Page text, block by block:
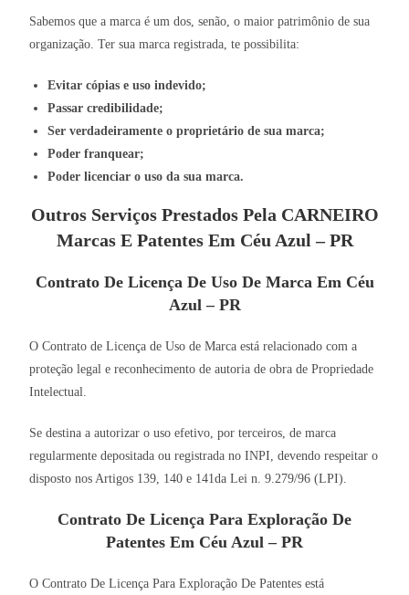
Sabemos que a marca é um dos, senão, o maior patrimônio de sua
organização. Ter sua marca registrada, te possibilita:
Evitar cópias e uso indevido;
Passar credibilidade;
Ser verdadeiramente o proprietário de sua marca;
Poder franquear;
Poder licenciar o uso da sua marca.
Outros Serviços Prestados Pela CARNEIRO
Marcas E Patentes Em Céu Azul – PR
Contrato De Licença De Uso De Marca Em Céu
Azul – PR
O Contrato de Licença de Uso de Marca está relacionado com a
proteção legal e reconhecimento de autoria de obra de Propriedade
Intelectual.
Se destina a autorizar o uso efetivo, por terceiros, de marca
regularmente depositada ou registrada no INPI, devendo respeitar o
disposto nos Artigos 139, 140 e 141da Lei n. 9.279/96 (LPI).
Contrato De Licença Para Exploração De
Patentes Em Céu Azul – PR
O Contrato De Licença Para Exploração De Patentes está